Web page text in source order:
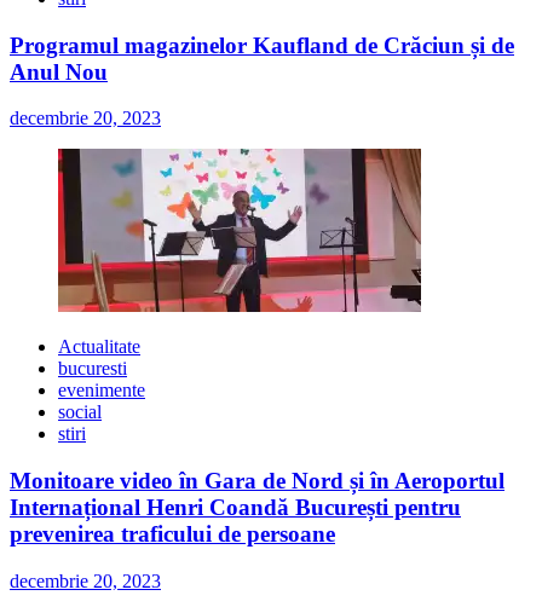
Programul magazinelor Kaufland de Crăciun și de
Anul Nou
decembrie 20, 2023
Actualitate
bucuresti
evenimente
social
stiri
Monitoare video în Gara de Nord și în Aeroportul
Internațional Henri Coandă București pentru
prevenirea traficului de persoane
decembrie 20, 2023